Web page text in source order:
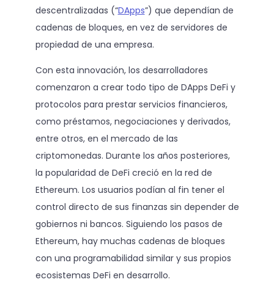
descentralizadas (“DApps”) que dependían de
cadenas de bloques, en vez de servidores de
propiedad de una empresa.
Con esta innovación, los desarrolladores
comenzaron a crear todo tipo de DApps DeFi y
protocolos para prestar servicios financieros,
como préstamos, negociaciones y derivados,
entre otros, en el mercado de las
criptomonedas. Durante los años posteriores,
la popularidad de DeFi creció en la red de
Ethereum. Los usuarios podían al fin tener el
control directo de sus finanzas sin depender de
gobiernos ni bancos. Siguiendo los pasos de
Ethereum, hay muchas cadenas de bloques
con una programabilidad similar y sus propios
ecosistemas DeFi en desarrollo.